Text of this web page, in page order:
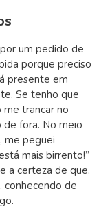
um pedido de
porque preciso
presente em
Se tenho que
me trancar no
fora. No meio
me peguei
mais birrento!”
a certeza de que,
conhecendo de